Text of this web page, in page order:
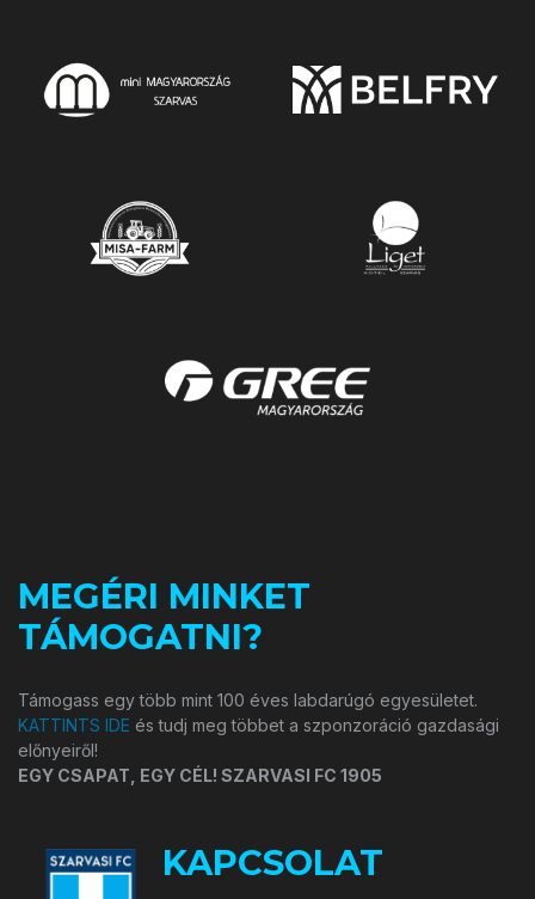
MEGÉRI MINKET
TÁMOGATNI?
Támogass egy több mint 100 éves labdarúgó egyesületet.
KATTINTS IDE és tudj meg többet a szponzoráció gazdasági
előnyeiről!
EGY CSAPAT, EGY CÉL! SZARVASI FC 1905
KAPCSOLAT